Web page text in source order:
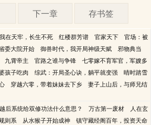
下一章 存书签
我在天牢，长生不死 红楼群芳谱 官家天下
官场：被
委大院开始 御兽时代，我开局神级天赋
邪物典当
九霄帝主 官路之谁与争锋
七零嫁不育军官，军嫂多
孩子吃肉 综武：开局圣心诀，躺平就变强
晴时踏雪
穿越六零，带着妹妹去下乡
妻子上山后，与师兄结
后系统给双修功法什么意思？ 万古第一废材
人在玄
则系 从水猴子开始成神
镇守藏经阁百年，投资天命